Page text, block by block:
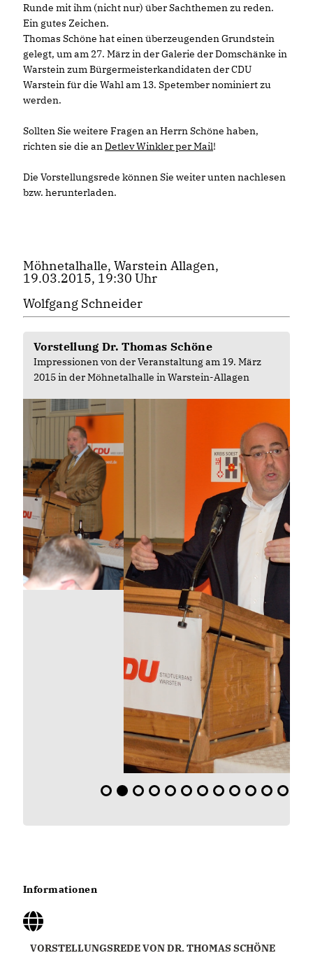
Runde mit ihm (nicht nur) über Sachthemen zu reden.
Ein gutes Zeichen.
Thomas Schöne hat einen überzeugenden Grundstein
gelegt, um am 27. März in der Galerie der Domschänke in
Warstein zum Bürgermeisterkandidaten der CDU
Warstein für die Wahl am 13. Spetember nominiert zu
werden.
Sollten Sie weitere Fragen an Herrn Schöne haben,
richten sie die anDetlev Winkler per Mail!
Die Vorstellungsrede können Sie weiter unten nachlesen
bzw. herunterladen.
Möhnetalhalle, Warstein Allagen,
19.03.2015, 19:30 Uhr
Wolfgang Schneider
Vorstellung Dr. Thomas Schöne
Impressionen von der Veranstaltung am 19. März
2015 in der Möhnetalhalle in Warstein-Allagen
Informationen
VORSTELLUNGSREDE VON DR. THOMAS SCHÖNE